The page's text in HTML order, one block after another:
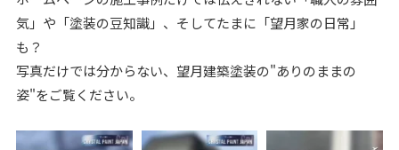
気」や「塗装の豆知識」、そしてたまに「望月家の日常」
も？
写真だけでは分からない、望月建築塗装の"ありのままの
姿"をご覧ください。